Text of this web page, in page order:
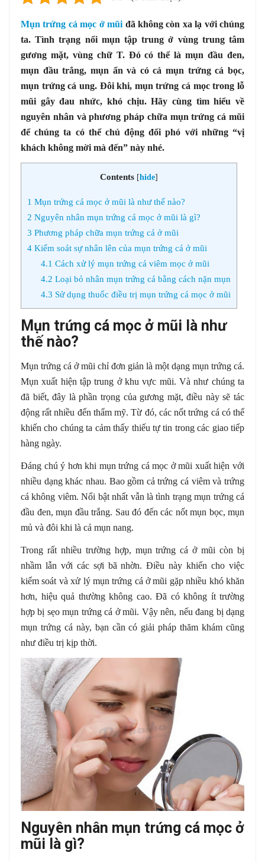
Mụn trứng cá mọc ở mũi đã không còn xa lạ với chúng
ta. Tình trạng nổi mụn tập trung ở vùng trung tâm
gương mặt, vùng chữ T. Đó có thể là mụn đầu đen,
mụn đầu trắng, mụn ẩn và có cả mụn trứng cá bọc,
mụn trứng cá ung. Đôi khi, mụn trứng cá mọc trong lỗ
mũi gây đau nhức, khó chịu. Hãy cùng tìm hiểu về
nguyên nhân và phương pháp chữa mụn trứng cá mũi
để chúng ta có thể chủ động đối phó với những “vị
khách không mời mà đến” này nhé.
Contents [hide]
1 Mụn trứng cá mọc ở mũi là như thế nào?
2 Nguyên nhân mụn trứng cá mọc ở mũi là gì?
3 Phương pháp chữa mụn trứng cá ở mũi
4 Kiểm soát sự nhân lên của mụn trứng cá ở mũi
4.1 Cách xử lý mụn trứng cá viêm mọc ở mũi
4.2 Loại bỏ nhân mụn trứng cá bằng cách nặn mụn
4.3 Sử dụng thuốc điều trị mụn trứng cá mọc ở mũi
Mụn trứng cá mọc ở mũi là như
thế nào?
Mụn trứng cá ở mũi chỉ đơn giản là một dạng mụn trứng cá.
Mụn xuất hiện tập trung ở khu vực mũi. Và như chúng ta
đã biết, đây là phần trọng của gương mặt, điều này sẽ tác
động rất nhiều đến thẩm mỹ. Từ đó, các nốt trứng cá có thể
khiến cho chúng ta cảm thấy thiếu tự tin trong các giao tiếp
hàng ngày.
Đáng chú ý hơn khi mụn trứng cá mọc ở mũi xuất hiện với
nhiều dạng khác nhau. Bao gồm cả trứng cá viêm và trứng
cá không viêm. Nổi bật nhất vẫn là tình trạng mụn trứng cá
đầu đen, mụn đầu trắng. Sau đó đến các nốt mụn bọc, mụn
mủ và đôi khi là cả mụn nang.
Trong rất nhiều trường hợp, mụn trứng cá ở mũi còn bị
nhầm lẫn với các sợi bã nhờn. Điều này khiến cho việc
kiểm soát và xử lý mụn trứng cá ở mũi gặp nhiều khó khăn
hơn, hiệu quả thường không cao. Đã có không ít trường
hợp bị sẹo mụn trứng cá ở mũi. Vậy nên, nếu đang bị dạng
mụn trứng cá này, bạn cần có giải pháp thăm khám cũng
như điều trị kịp thời.
Nguyên nhân mụn trứng cá mọc ở
mũi là gì?